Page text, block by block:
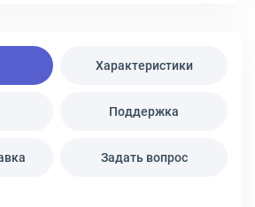
Характеристики
Поддержка
Задать вопрос